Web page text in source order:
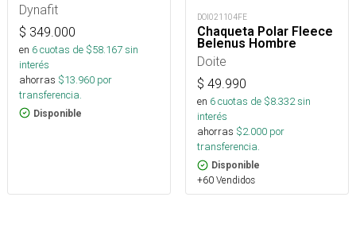
Dynafit
$ 349.000
en 6cuotas de $58.167sin
interés
ahorras $13.960 por
transferencia.
Disponible
DOI021104FE
Chaqueta Polar Fleece
Belenus Hombre
Doite
$ 49.990
en 6cuotas de $8.332sin
interés
ahorras $2.000 por
transferencia.
Disponible
+60 Vendidos